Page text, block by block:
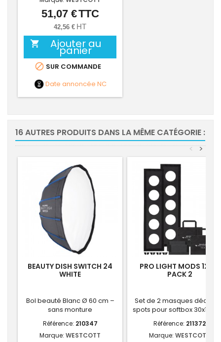
Prix
51,07 €TTC
42,56 € HT
 Ajouter au
panier
 SUR COMMANDE
Date annoncée NC
16 AUTRES PRODUITS DANS LA MÊME CATÉGORIE :
>
<
BEAUTY DISH SWITCH 24
WHITE
Bol beauté Blanc Ø 60 cm –
sans monture
Référence: 210347
Marque: WESTCOTT
PRO LIGHT MODS 1X4 -
PACK 2
Set de 2 masques
spots pour softbox 30x120
Référence: 211372
Marque: WESTCOTT